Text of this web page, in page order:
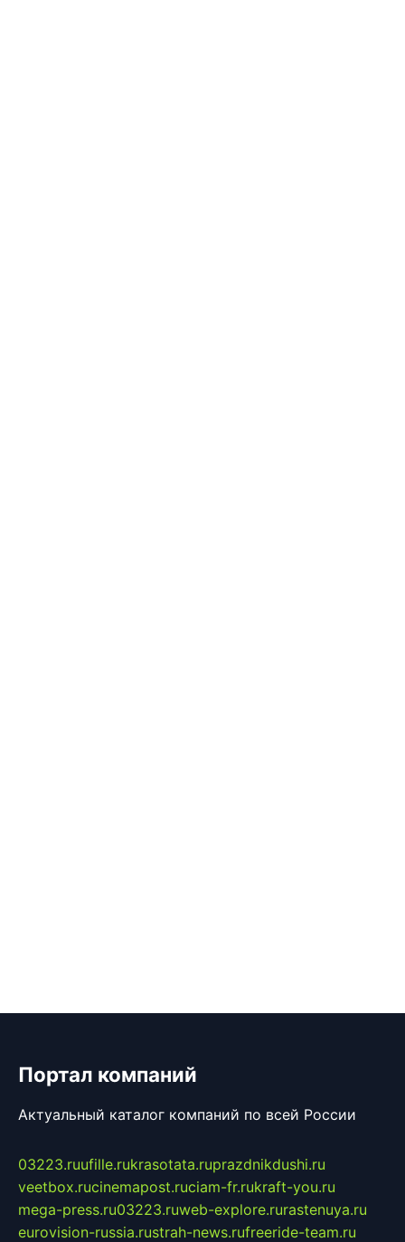
Портал компаний
Актуальный каталог компаний по всей России
03223.ruufille.rukrasotata.ruprazdnikdushi.ru
veetbox.rucinemapost.ruciam-fr.rukraft-you.ru
mega-press.ru03223.ruweb-explore.rurastenuya.ru
eurovision-russia.rustrah-news.rufreeride-team.ru